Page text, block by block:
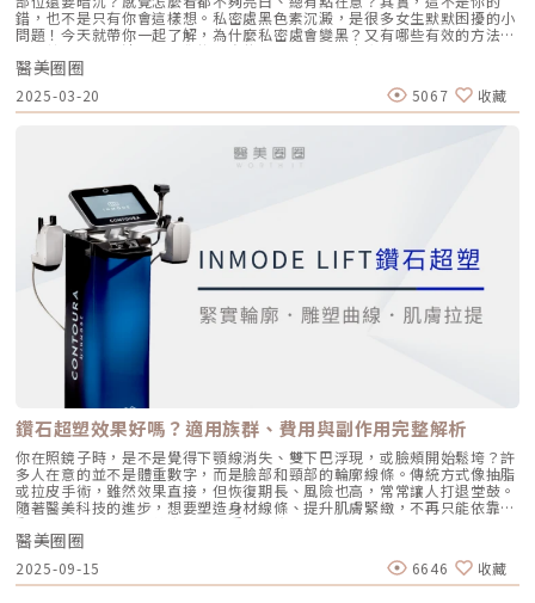
錯，也不是只有你會這樣想。私密處黑色素沉澱，是很多女生默默困擾的小
問題！今天就帶你一起了解，為什麼私密處會變黑？又有哪些有效的方法可
以改善？一次說清楚，讓你找回自信！為什麼私密處會變黑？常見4大原因
首先，我們得先搞清楚「變黑」的原因，這樣才知道要從哪裡下手改善！1.
摩擦摩擦再摩擦緊身褲、蕾絲襪、走路摩擦……都會刺激皮膚，讓黑色素開
始堆積。尤其是大腿根部與內褲接觸的地方，長期下來容易變得暗沉。2. 除
毛過度刺激不管是刮毛、蜜蠟、還是雷射除毛，只要方式不當，都可能對私
刺激，難免留下痕跡。3. 荷爾蒙變化懷孕、經期、服用避孕藥、甚至年齡變
化，都會影響體內荷爾蒙平衡，使得私密處肌膚顏色變深，這是一種「自然
生理現象」。4. 清潔過度或不當有人洗不乾淨，也有人洗太乾淨。使用太刺
激的清潔產品，或是過度搓洗，反而會破壞肌膚屏障，讓黑色素更容易沉
澱。私密處暗沉怎麼辦？5 種改善方式知道原因後，當然要學會怎麼「反
黑」！下面幾種方法，幫你找回粉嫩自信：1. 選對私密清潔用品別再用臉部
或身體的肥皂清洗私密處了！私密肌膚的 pH 值與臉部不同，建議選擇溫
和、無香料、專為私密處設計的清潔產品。每天早晚一次就夠，不需要洗太
多！2. 穿對內褲、拒絕緊身褲選擇透氣、柔軟的棉質內褲，減少摩擦機會。
能不穿緊身褲就別穿，給私密處一點呼吸的空間，也是美白關鍵。3. 做好日
常保濕與護理就像臉部保養一樣，私密處也需要保濕！可以使用專為私密肌
膚設計的保濕乳霜或凝膠，幫助維持水分、舒緩乾癢、減少色素沉澱。有些
產品還含有熊果素、維他命C等成分，能夠溫和亮白私密肌膚。記得要挑選
無刺激、醫美等級比較安心！4. 私密處醫美療程如果你想要效果明顯一點，
醫美療程是近年很夯的選擇。像是： 私密處煥膚（雷射美白）：利用柔膚
雷射或皮秒雷射淡化色素。 私密處美白導入：透過脈衝電或超聲波導入亮
白精華，直達肌底。 美白保濕敷膜：有些診所提供私密處專用敷膜課程，
溫和又放鬆！療程時間通常不長，也不會影響日常生活，適合想要「進階改
善」的你。5. 均衡飲食＋補充抗氧化營養素從內而外改善膚色也很重要！多
吃富含維他命C、E、葡萄籽、多酚等抗氧化食物，可以幫助肌膚代謝黑色
素、提亮膚色。像是奇異果、莓果、番茄、堅果，都是美白好幫手！常見
Q&A：你想問的我們都幫你整理好啦！Q：男生會在意女生私密處的顏色
嗎？A：每個人喜好不同，但比起「白不白」，多數人更在意清潔、健康與
自信。如果你因為暗沉而沒自信，那就值得好好處理。Q：自己在家用美白
霜塗私密處可以嗎？A：不建議隨便使用臉部或身體用的美白產品，可能會
過敏或刺激。最好選擇醫師推薦、針對私密肌研發的產品。Q：保養多久可
以看到效果？A：日常保養大約需 2-3 週以上才會明顯，醫美療程則依照種
醫美圈圈
2025-03-20 5067 收藏
鑽石超塑效果好嗎？適用族群、費用與副作用完整解析
你在照鏡子時，是不是覺得下顎線消失、雙下巴浮現，或臉頰開始鬆垮？許
多人在意的並不是體重數字，而是臉部和頸部的輪廓線條。傳統方式像抽脂
或拉皮手術，雖然效果直接，但恢復期長、風險也高，常常讓人打退堂鼓。
隨著醫美科技的進步，想要塑造身材線條、提升肌膚緊緻，不再只能依靠運
動或飲食。今年在醫美市場特別受到關注的，就是InMode LIFT鑽石超塑。
它結合射頻能量與多探頭設計，能針對不同部位進行精準雕塑，同時促進脂
肪代謝並緊緻肌膚，被譽為新世代的體雕科技。 這篇文章將帶你從鑽石超
塑的原理、適用族群、療程特色、效果、副作用到費用，一次完整解析，讓
你有全面的了解。什麼是 InMode LIFT鑽石超塑？InMode LIFT鑽石超塑
醫美圈圈
2025-09-15 6646 收藏